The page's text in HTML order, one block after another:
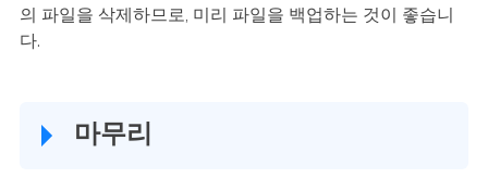
의 파일을 삭제하므로, 미리 파일을 백업하는 것이 좋습니
다.
마무리